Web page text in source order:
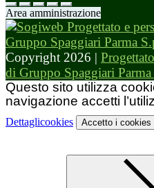
Area amministrazione
Copyright 2026 |
di Gruppo Spaggiari
Questo sito utilizza
navigazione accetti
Dettaglicookies Accetto i cookies